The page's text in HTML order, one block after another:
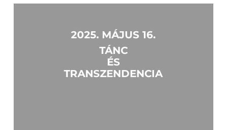
2025. MÁJUS 16.
TÁNC
ÉS
TRANSZENDENCIA